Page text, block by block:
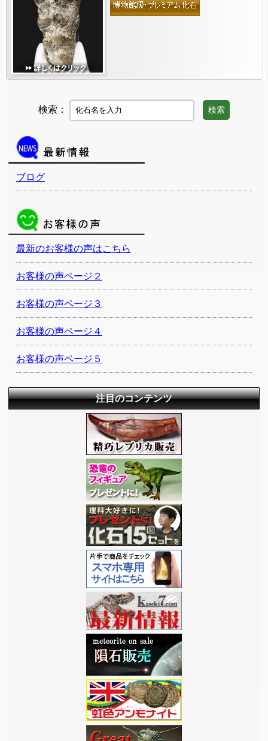
検索： 検索
ブログ
最新のお客様の声はこちら
お客様の声ページ２
お客様の声ページ３
お客様の声ページ４
お客様の声ページ５
注目のコンテンツ